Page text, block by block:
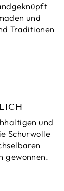
und
Traditionen
und
Schurwolle
gewonnen.